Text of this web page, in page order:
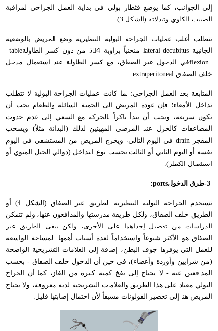
إلى الجوانب، كما يوضع قثطار بولي في بداية العمل الجراحي لمراقبة
الصبيب الكلوي وتبدلاته (الشكل 3).
تتطلب أغلب عمليات الجراحة البولية التنظيرية وضع المريض بالوضعية
الجانبية lateral decubitus منحنياً بزاوية 54ْ من دون كسر الطاولة
table
flexionفي الدخول عبر الصفاق، مع كسر الطاولة عند استعمال مدخل
خلف الصفاقextraperitoneal.
المتابعة بعد العمل الجراحي: لما كانت عمليات الجراحة البولية لا تتطلب
تداخل الأمعاء؛ فإن عودة المريض الى الحمية السائلة والطعام يجب أن
تكون سريعة، ويجب أن يبدأ باكراً بالحركة مع السعي إلى عدم حدوث
المضاعفات كالخزل عند المرضى المهيئين لذلك (البدانة مثلاً) ويسحب
المفجر
drain في اليوم التالي، ويخرج المريض من المستشفى في اليوم
نفسه أو اليوم الثاني أو الثالث بحسب نوع التداخل (دوالي الحبل المنوي أو
استئصال الكظر).
-3طرق الدخول:ports
تستخدم الجراحة البولية التنظيرية الطريق عبر الصفاق (الشكل 4) أو
الطريق خلف الصفاق، ولكل طريقة مدرستها والمدافعون عنها، ولم تتمكن
الدراسات من تفضيل إحداهما على الأخرى، ولكن يبقى الطريق عبر
الصفاق هو الأكثر شيوعاً واستخداماً لعدة أسباب أهمها المساحة الواسعة
للعمل التي يوفرها جوف البطن، إضافة إلى العلامات التشريحية الواضحة
(من شرايين وأوردة وأعضاء)، في حين أن الدخول خلف الصفاق - بحسب
المدافعين عنه - لا يحتاج إلى نفخ كمية كبيرة من الغاز، كما أن الجراح
البولي معتاد على هذا الطريق والعلامات التشريحية لديه معروفة، ولا يحتاج
المريض هنا إلى تحضير القولونات مسبقاً لأن احتمال إصابتها قليل.